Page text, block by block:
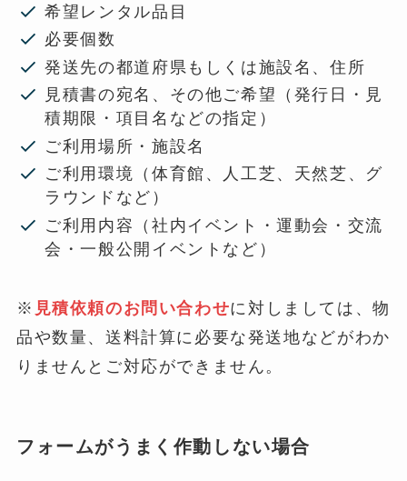
希望レンタル品目
必要個数
発送先の都道府県もしくは施設名、住所
見積書の宛名、その他ご希望（発行日・見
積期限・項目名などの指定）
ご利用場所・施設名
ご利用環境（体育館、人工芝、天然芝、グ
ラウンドなど）
ご利用内容（社内イベント・運動会・交流
会・一般公開イベントなど）
※ 見積依頼のお問い合わせに対しましては、物
品や数量、送料計算に必要な発送地などがわか
りませんとご対応ができません。
フォームがうまく作動しない場合